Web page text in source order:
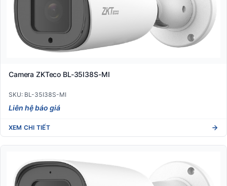
Camera ZKTeco BL-35I38S-MI
SKU: BL-35I38S-MI
Liên hệ báo giá
XEM CHI TIẾT